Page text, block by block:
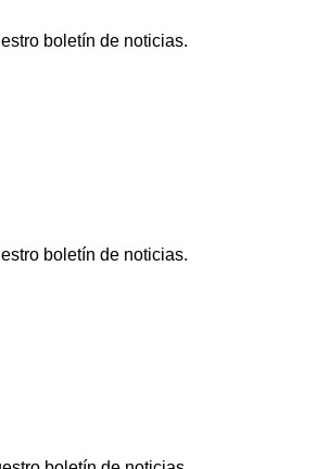
boletín de noticias.
boletín de noticias.